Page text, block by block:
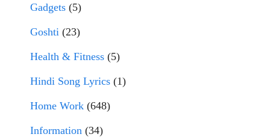
Gadgets (5)
Goshti (23)
Health & Fitness (5)
Hindi Song Lyrics (1)
Home Work (648)
Information (34)